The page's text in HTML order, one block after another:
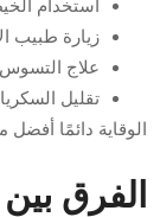
استخدام
زيارة طبيب
علاج
تقليل
الوقاية دائمًا أفضل
الفرق